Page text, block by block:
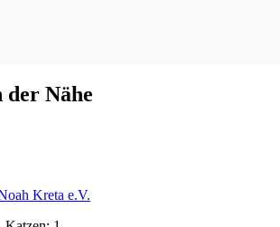
Nähe
Kreta e.V.